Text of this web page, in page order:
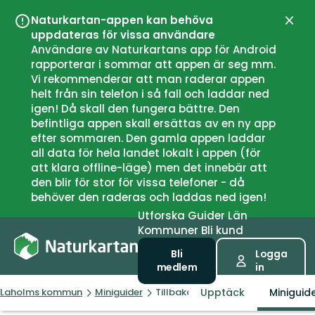
Naturkartan-appen kan behöva
uppdateras för vissa användare
Användare av Naturkartans app för Android
rapporterar i sommar att appen är seg mm.
Vi rekommenderar att man raderar appen
helt från sin telefon i så fall och laddar ned
igen! Då skall den fungera bättre. Den
befintliga appen skall ersättas av en ny app
efter sommaren. Den gamla appen laddar
all data för hela landet lokalt i appen (för
att klara offline-läge) men det innebär att
den blir för stor för vissa telefoner - då
behöver den raderas och laddas ned igen!
UtforskaGuiderLän
Kommuner Bli kund
Bli
medlem
Logga
in
Laholms kommun Miniguider Tillbaka till bronsåldern i Hasslöv
Upptäck